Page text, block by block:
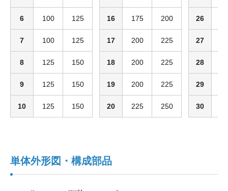
6 100 125
7 100 125
8 125 150
9 125 150
10 125 150
16 175 200
17 200 225
18 200 225
19 200 225
20 225 250
26
27
28
29
30
単体外形図・構成部品